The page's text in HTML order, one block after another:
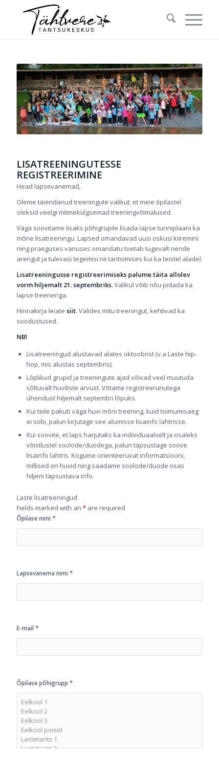
LISATREENINGUTESSE
REGISTREERIMINE
Head lapsevanemad,
Oleme täiendanud treeningute valikut, et meie õpilastel
oleksid veelgi mitmekülgsemad treeningvõimalused.
Väga soovitame lisaks põhigrupile lisada lapse tunniplaani ka
mõne lisatreeningu. Lapsed omandavad uusi oskusi kiiremini
ning praeguses vanuses omandatu toetab tugevalt nende
arengut ja tulevasi tegemisi nii tantsimises kui ka teistel aladel.
Lisatreeningusse registreerimiseks palume täita allolev
vorm hiljemalt 21. septembriks.Valikul võib nõu pidada ka
lapse treeneriga.
Hinnakirja leiate siit. Valides mitu treeningut, kehtivad ka
soodustused.
NB!
Lisatreeningud alustavad alates oktoobrist (v.a Laste hip-
hop, mis alustas septembris).
Lõplikud grupid ja treeningute ajad võivad veel muutuda
sõltuvalt huviliste arvust. Võtame registreerunutega
ühendust hiljemalt septembri lõpuks.
Kui teile pakub väga huvi mõni treening, kuid toimumisaeg
ei sobi, palun kirjutage see alumisse lisainfo lahtrisse.
Kui soovite, et laps harjutaks ka individuaalselt ja osaleks
võistlustel soolode/duodega, palun täpsustage soove
lisainfo lahtris. Kogume orienteeruvat informatsiooni,
millised on huvid ning saadame soolode/duode osas
hiljem täpsustava info.
Laste lisatreeningud
Fields marked with an *are required
Õpilase nimi *
Lapsevanema nimi *
E-mail *
Õpilase põhigrupp *